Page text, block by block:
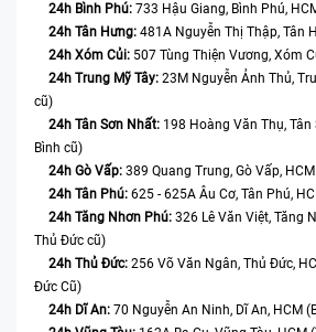
24h Bình Phú: 733 Hậu Giang, Bình Phú,
24h Tân Hưng: 481A Nguyễn Thị Thập, Tân
24h Xóm Củi: 507 Tùng Thiện Vương, Xóm
24h Trung Mỹ Tây: 23M Nguyễn Ảnh Thủ,
cũ)
24h Tân Sơn Nhất: 198 Hoàng Văn Thụ, Tân
Bình cũ)
24h Gò Vấp: 389 Quang Trung, Gò Vấp,
24h Tân Phú: 625 - 625A Âu Cơ, Tân Phú,
24h Tăng Nhơn Phú: 326 Lê Văn Việt, Tăng
Thủ Đức cũ)
24h Thủ Đức: 256 Võ Văn Ngân, Thủ Đức,
Đức Cũ)
24h Dĩ An: 70 Nguyễn An Ninh, Dĩ An, HCM